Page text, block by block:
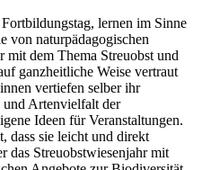
lernen im Sinne
von naturpädagogischen
dem Thema Streuobst und
ganzheitliche Weise vertraut
vertiefen selber ihr
Artenvielfalt der
Ideen für Veranstaltungen.
dass sie leicht und direkt
das Streuobstwiesenjahr mit